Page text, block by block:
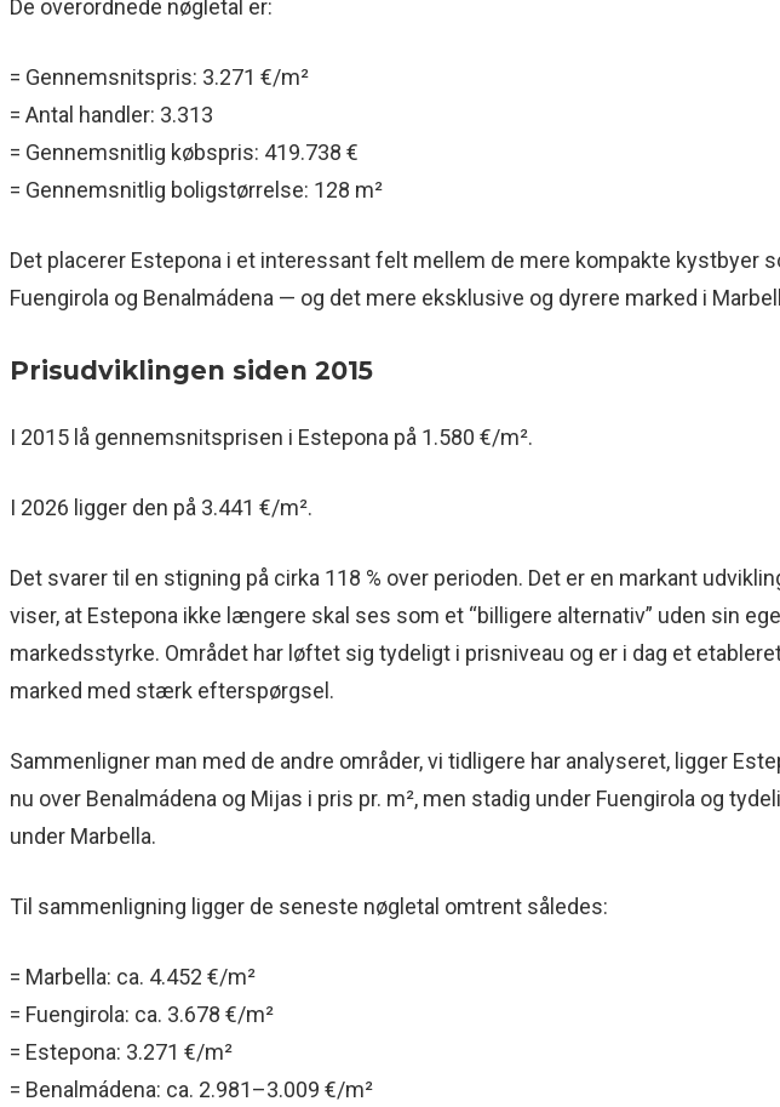
De overordnede nøgletal er:
= Gennemsnitspris: 3.271 €/m²
= Antal handler: 3.313
= Gennemsnitlig købspris: 419.738 €
= Gennemsnitlig boligstørrelse: 128 m²
Det placerer Estepona i et interessant felt mellem de mere kompakte kystbyer
Fuengirola og Benalmádena — og det mere eksklusive og dyrere marked i
Prisudviklingen siden 2015
I 2015 lå gennemsnitsprisen i Estepona på 1.580 €/m².
I 2026 ligger den på 3.441 €/m².
Det svarer til en stigning på cirka 118 % over perioden. Det er en markant
viser, at Estepona ikke længere skal ses som et “billigere alternativ” uden sin
markedsstyrke. Området har løftet sig tydeligt i prisniveau og er i dag et
marked med stærk efterspørgsel.
Sammenligner man med de andre områder, vi tidligere har analyseret, ligger
nu over Benalmádena og Mijas i pris pr. m², men stadig under Fuengirola og
under Marbella.
Til sammenligning ligger de seneste nøgletal omtrent således:
= Marbella: ca. 4.452 €/m²
= Fuengirola: ca. 3.678 €/m²
= Estepona: 3.271 €/m²
= Benalmádena: ca. 2.981–3.009 €/m²